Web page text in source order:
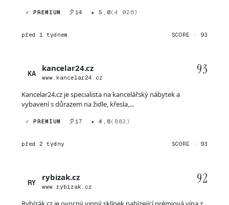
✓ PREMIUM 14 ★ 5,0(4 026)
před 1 týdnem SCORE · 93
KA
kancelar24.cz
www.kancelar24.cz
93
Kancelar24.cz je specialista na kancelářský nábytek a
vybavení s důrazem na židle, křesla,...
✓ PREMIUM 17 ★ 4,8(883)
před 2 týdny SCORE · 93
RY
rybizak.cz
www.rybizak.cz
92